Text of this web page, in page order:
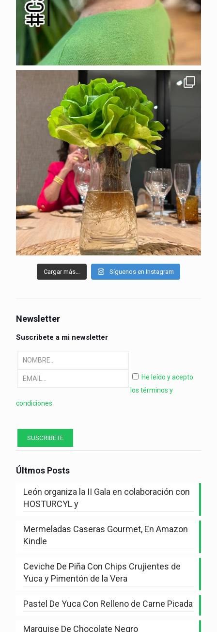
Cargar más… Síguenos en Instagram
Newsletter
Suscribete a mi newsletter
He leído y acepto
los términos y
condiciones
Últmos Posts
León organiza la II Gala en colaboración con
HOSTURCYL y
Mermeladas Caseras Gourmet, En Amazon
Kindle
Ceviche De Piña Con Chips Crujientes de
Yuca y Pimentón de la Vera
Pastel De Yuca Con Relleno de Carne Picada
Marquise De Chocolate Negro